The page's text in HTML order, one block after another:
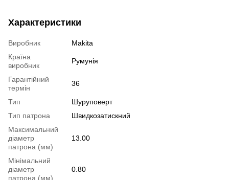
Характеристики
Виробник
Makita
Країна
виробник
Румунія
Гарантійний
термін
36
Тип
Шуруповерт
Тип патрона
Швидкозатискний
Максимальний
діаметр
патрона (мм)
13.00
Мінімальний
діаметр
патрона (мм)
0.80